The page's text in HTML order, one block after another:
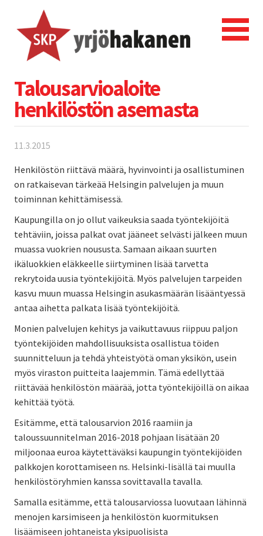
Talousarvioaloite
henkilöstön asemasta
11.3.2015
Henkilöstön riittävä määrä, hyvinvointi ja osallistuminen
on ratkaisevan tärkeää Helsingin palvelujen ja muun
toiminnan kehittämisessä.
Kaupungilla on jo ollut vaikeuksia saada työntekijöitä
tehtäviin, joissa palkat ovat jääneet selvästi jälkeen muun
muassa vuokrien noususta. Samaan aikaan suurten
ikäluokkien eläkkeelle siirtyminen lisää tarvetta
rekrytoida uusia työntekijöitä. Myös palvelujen tarpeiden
kasvu muun muassa Helsingin asukasmäärän lisääntyessä
antaa aihetta palkata lisää työntekijöitä.
Monien palvelujen kehitys ja vaikuttavuus riippuu paljon
työntekijöiden mahdollisuuksista osallistua töiden
suunnitteluun ja tehdä yhteistyötä oman yksikön, usein
myös viraston puitteita laajemmin. Tämä edellyttää
riittävää henkilöstön määrää, jotta työntekijöillä on aikaa
kehittää työtä.
Esitämme, että talousarvion 2016 raamiin ja
taloussuunnitelman 2016-2018 pohjaan lisätään 20
miljoonaa euroa käytettäväksi kaupungin työntekijöiden
palkkojen korottamiseen ns. Helsinki-lisällä tai muulla
henkilöstöryhmien kanssa sovittavalla tavalla.
Samalla esitämme, että talousarviossa luovutaan lähinnä
menojen karsimiseen ja henkilöstön kuormituksen
lisäämiseen johtaneista yksipuolisista